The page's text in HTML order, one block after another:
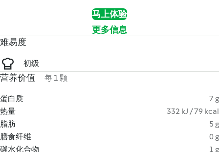
马上体验
更多信息
难易度
初级
营养价值 每 1 颗
蛋白质
7 g
热量
332 kJ / 79 kcal
脂肪
5 g
膳食纤维
0 g
碳水化合物
1 g